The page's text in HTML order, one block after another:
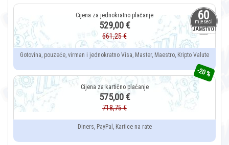
60
mjeseci
JAMSTVO
529,00 €
661,25 €
Gotovina, pouzeće, virman i jednokratno Visa, Master, Maestro, Kripto Valute
-20 %
575,00 €
718,75 €
Diners, PayPal, Kartice na rate